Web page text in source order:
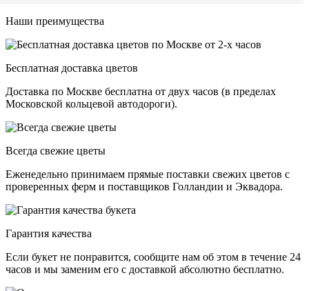
Наши преимущества
Бесплатная доставка цветов
Доставка по Москве бесплатна от двух часов (в пределах
Московской кольцевой автодороги).
Всегда свежие цветы
Еженедельно принимаем прямые поставки свежих цветов с
проверенных ферм и поставщиков Голландии и Эквадора.
Гарантия качества
Если букет не понравится, сообщите нам об этом в течение 24
часов и мы заменим его с доставкой абсолютно бесплатно.